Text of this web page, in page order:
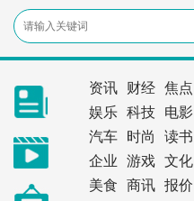
资讯 财经 焦点
娱乐
科技 电影
汽车
时尚 读书
企业
游戏 文化
美食
商讯 报价